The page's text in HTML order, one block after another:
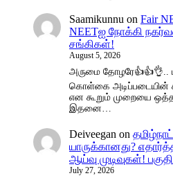
Saamikunnu on Fair
NEETஐ நோக்கி
சங்கிகள்!
August 5, 2026
அருமை தோழரே👍👍👌..
கொள்கை அடிப்படையின்
என கூறும் முறையை
இதனை…
Deiveegan on
யாருக்கானது?
ஆய்வு முடிவுகள்!
July 27, 2026